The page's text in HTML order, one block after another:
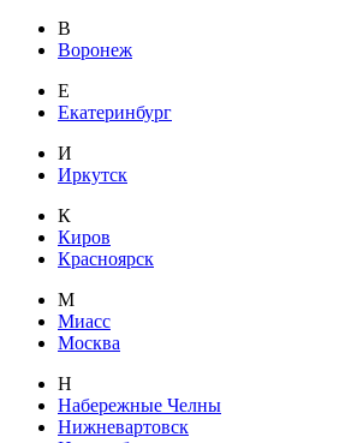
В
Воронеж
Е
Екатеринбург
И
Иркутск
К
Киров
Красноярск
М
Миасс
Москва
Н
Набережные Челны
Нижневартовск